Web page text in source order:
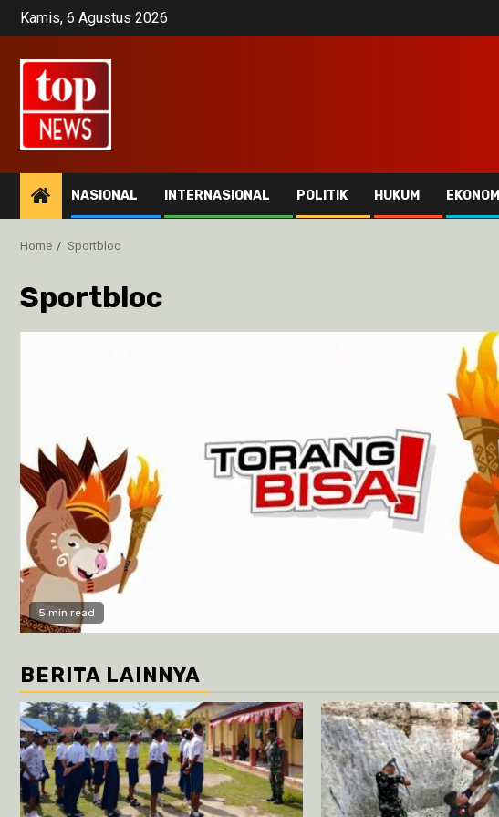
SkipKamis, 6 Agustus 2026
NASIONAL INTERNASIONAL POLITIK HUKUM EKONOMI
Home Sportbloc
Sportbloc
5 min read
BERITA LAINNYA